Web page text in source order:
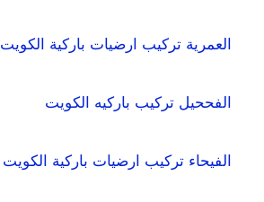
العمرية تركيب ارضيات باركية الكويت
الفححيل تركيب باركيه الكويت
الفيحاء تركيب ارضيات باركية الكويت